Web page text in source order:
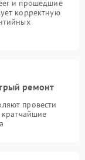
и прошедшие
корректную
ремонт
провести
кратчайшие